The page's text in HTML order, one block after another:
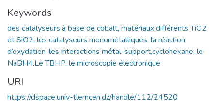
Keywords
des catalyseurs à base de cobalt, matériaux différents TiO2
et SiO2, les catalyseurs monométalliques, la réaction
d’oxydation, les interactions métal-support,cyclohexane, le
NaBH4,Le TBHP, le microscopie électronique
URI
https://dspace.univ-tlemcen.dz/handle/112/24520